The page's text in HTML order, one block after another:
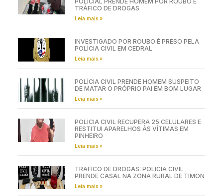
TRÁFICO DE DROGAS
Leia mais »
INVESTIGADO POR ROUBO É PRESO PELA
POLÍCIA CIVIL EM CEDRAL
Leia mais »
POLÍCIA CIVIL PRENDE HOMEM SUSPEITO
DE MATAR O PRÓPRIO PAI EM BOM LUGAR
Leia mais »
POLÍCIA CIVIL RECUPERA 25 CELULARES E
RESTITUI APARELHOS ÀS VÍTIMAS EM
PINHEIRO
Leia mais »
TRÁFICO DE DROGAS: POLÍCIA CIVIL
PRENDE CASAL NA ZONA RURAL DE TIMON
Leia mais »